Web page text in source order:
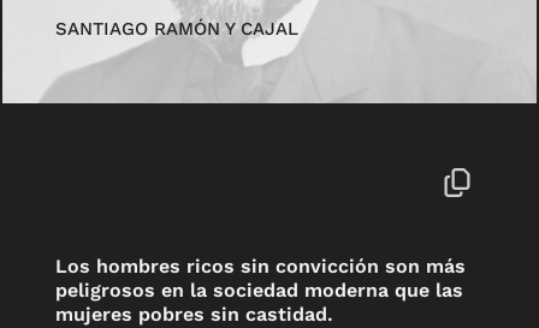
SANTIAGO RAMÓN Y CAJAL
Los hombres ricos sin convicción son más
peligrosos en la sociedad moderna que las
mujeres pobres sin castidad.